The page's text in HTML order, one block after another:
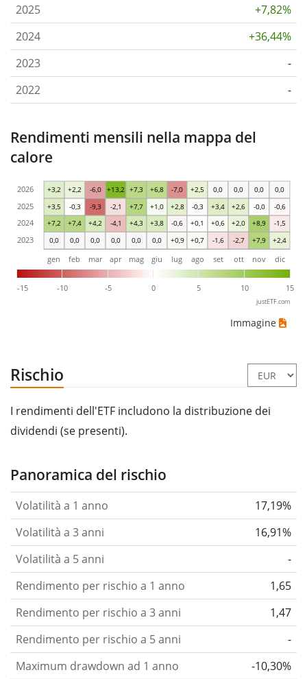
2025
+7,82%
2024
+36,44%
2023
-
2022
-
Rendimenti mensili nella mappa del
calore
0,0 0,0 0,0 0,0 0,0 0,0 +0,9 +0,7 -1,6 -2,7 +7,9 +2,4
+7,2 +7,4 +4,2 -4,1 +4,3 +3,8 -0,6 +0,1 +0,6 +2,0 +8,9 -1,5
+3,5 -0,3 -9,3 -2,1 +7,7 +1,0 +2,8 -0,3 +3,4 +2,6 -0,0 -0,6
+3,2 +2,2 -6,0 +13,2 +7,3 +6,8 -7,0 +2,5 0,0 0,0 0,0 0,0
-15 -10 -5 0 5 10 15
gen feb mar apr mag giu lug ago set ott nov dic
2023
2024
2025
2026
justETF.com
Immagine
Rischio
I rendimenti dell'ETF includono la distribuzione dei
dividendi (se presenti).
Panoramica del rischio
Volatilità a 1 anno
17,19%
Volatilità a 3 anni
16,91%
Volatilità a 5 anni
-
Rendimento per rischio a 1 anno
1,65
Rendimento per rischio a 3 anni
1,47
Rendimento per rischio a 5 anni
-
Maximum drawdown ad 1 anno
-10,30%